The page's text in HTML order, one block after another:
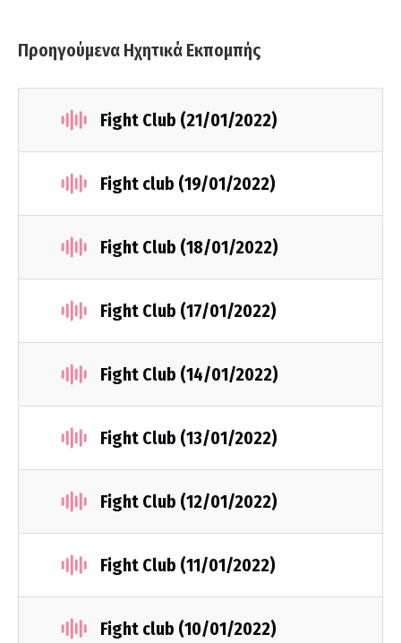
Προηγούμενα Ηχητικά Εκπομπής
Fight Club (21/01/2022)
Fight club (19/01/2022)
Fight Club (18/01/2022)
Fight Club (17/01/2022)
Fight Club (14/01/2022)
Fight Club (13/01/2022)
Fight Club (12/01/2022)
Fight Club (11/01/2022)
Fight club (10/01/2022)